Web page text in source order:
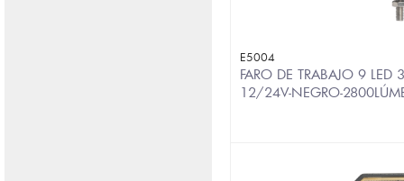
E5004
FARO DE TRABAJO 9
12/24V-NEGRO-